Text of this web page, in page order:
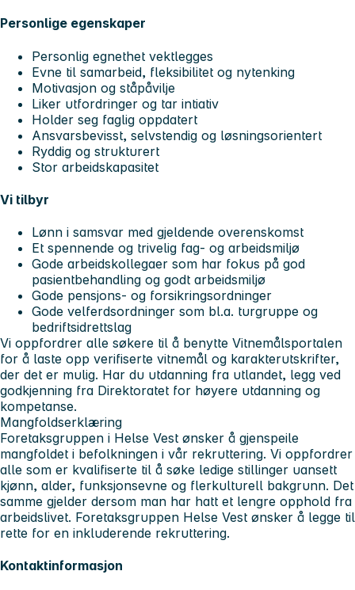
Personlige egenskaper
Personlig egnethet vektlegges
Evne til samarbeid, fleksibilitet og nytenking
Motivasjon og ståpåvilje
Liker utfordringer og tar intiativ
Holder seg faglig oppdatert
Ansvarsbevisst, selvstendig og løsningsorientert
Ryddig og strukturert
Stor arbeidskapasitet
Vi tilbyr
Lønn i samsvar med gjeldende overenskomst
Et spennende og trivelig fag- og arbeidsmiljø
Gode arbeidskollegaer som har fokus på god
pasientbehandling og godt arbeidsmiljø
Gode pensjons- og forsikringsordninger
Gode velferdsordninger som bl.a. turgruppe og
bedriftsidrettslag
Vi oppfordrer alle søkere til å benytte Vitnemålsportalen
for å laste opp verifiserte vitnemål og karakterutskrifter,
der det er mulig. Har du utdanning fra utlandet, legg ved
godkjenning fra Direktoratet for høyere utdanning og
kompetanse.
Mangfoldserklæring
Foretaksgruppen i Helse Vest ønsker å gjenspeile
mangfoldet i befolkningen i vår rekruttering. Vi oppfordrer
alle som er kvalifiserte til å søke ledige stillinger uansett
kjønn, alder, funksjonsevne og flerkulturell bakgrunn. Det
samme gjelder dersom man har hatt et lengre opphold fra
arbeidslivet. Foretaksgruppen Helse Vest ønsker å legge til
rette for en inkluderende rekruttering.
Kontaktinformasjon